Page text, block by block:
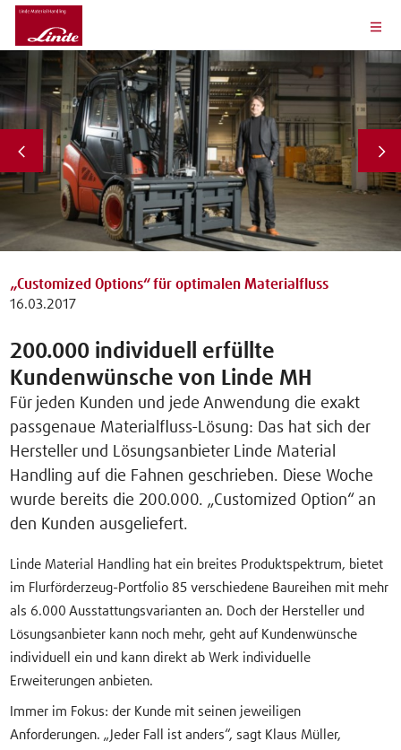
„Customized Options“ für optimalen Materialfluss
16.03.2017
200.000 individuell erfüllte
Kundenwünsche von Linde MH
Für jeden Kunden und jede Anwendung die exakt
passgenaue Materialfluss-Lösung: Das hat sich der
Hersteller und Lösungsanbieter Linde Material
Handling auf die Fahnen geschrieben. Diese Woche
wurde bereits die 200.000. „Customized Option“ an
den Kunden ausgeliefert.
Linde Material Handling hat ein breites Produktspektrum, bietet
im Flurförderzeug-Portfolio 85 verschiedene Baureihen mit mehr
als 6.000 Ausstattungsvarianten an. Doch der Hersteller und
Lösungsanbieter kann noch mehr, geht auf Kundenwünsche
individuell ein und kann direkt ab Werk individuelle
Erweiterungen anbieten.
Immer im Fokus: der Kunde mit seinen jeweiligen
Anforderungen. „Jeder Fall ist anders“, sagt Klaus Müller,